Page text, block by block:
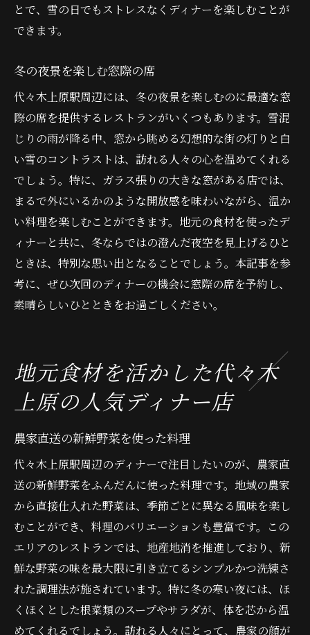
とで、雪の日でもストレスなくディナーを楽しむことが
できます。
冬の夜景を楽しむ窓際の席
代々木上原駅周辺には、冬の夜景を楽しむのに最適な窓
際の席を提供するレストランがいくつもあります。雪混
じりの雨が降る中、窓から眺める幻想的な街の灯りと白
い雪のコントラストは、訪れる人々の心を温めてくれる
でしょう。特に、ガラス張りの大きな窓がある店では、
まるで外にいるかのような開放感を味わいながら、温か
い料理を楽しむことができます。地元の食材を使ったデ
ィナーと共に、冬ならではの澄んだ夜空を見上げるひと
ときは、特別な思い出となることでしょう。本記事を参
考に、ぜひ次回のディナーの機会に窓際の席を予約し、
素晴らしいひとときをお過ごしください。
地元食材を活かした代々木
上原の人気ディナー店
農家直送の新鮮野菜を使った料理
代々木上原駅周辺のディナーで注目したいのが、農家直
送の新鮮野菜をふんだんに使った料理です。地域の農家
から直接仕入れた野菜は、季節ごとに異なる風味を楽し
むことができ、料理のバリエーションも豊富です。この
エリアのレストランでは、地産地消を推進しており、新
鮮な野菜の味を最大限に引き立てるシンプルかつ洗練さ
れた調理法が施されています。特に冬の寒い夜には、ほ
くほくとした根菜類のスープやサラダが、体を芯から温
めてくれるでしょう。訪れる人々にとって、農家の顔が